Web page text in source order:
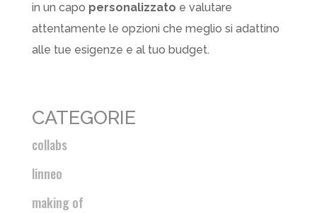
in un capo personalizzato e valutare
attentamente le opzioni che meglio si adattino
alle tue esigenze e al tuo budget.
CATEGORIE
collabs
linneo
making of